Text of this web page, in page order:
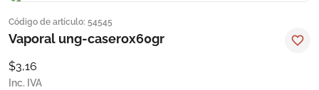
Código de artículo: 54545
Vaporal ung-caserox60gr
$3,16
Inc. IVA
1. eucerin